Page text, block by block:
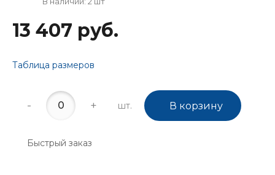
13 407 руб.
Таблица размеров
- + шт. В корзину
Быстрый заказ